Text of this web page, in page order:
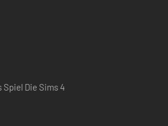
Spiel Die Sims 4